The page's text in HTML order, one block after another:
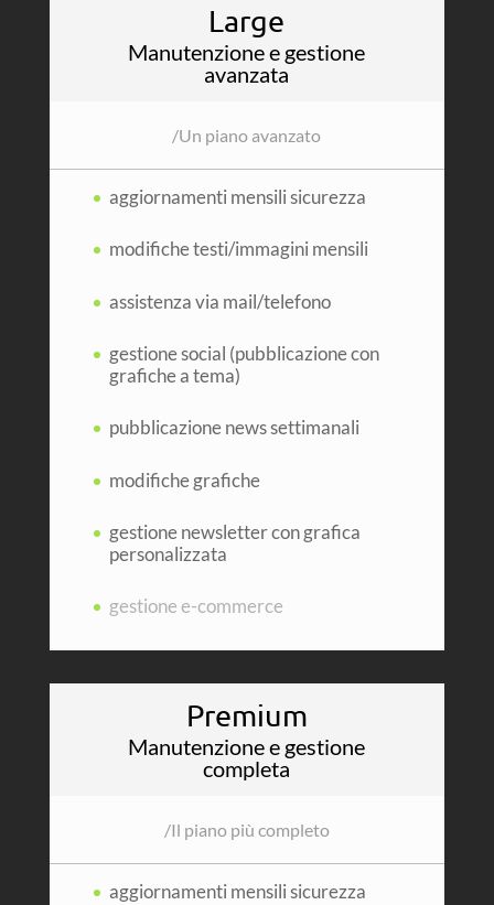
Large
Manutenzione e gestione
avanzata
/Un piano avanzato
aggiornamenti mensili sicurezza
modifiche testi/immagini mensili
assistenza via mail/telefono
gestione social (pubblicazione con
grafiche a tema)
pubblicazione news settimanali
modifiche grafiche
gestione newsletter con grafica
personalizzata
gestione e-commerce
Premium
Manutenzione e gestione
completa
/Il piano più completo
aggiornamenti mensili sicurezza